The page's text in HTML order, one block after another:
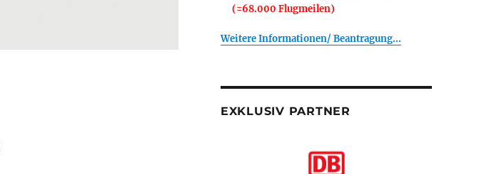
(=68.000 Flugmeilen)
Weitere Informationen/ Beantragung...
EXKLUSIV PARTNER